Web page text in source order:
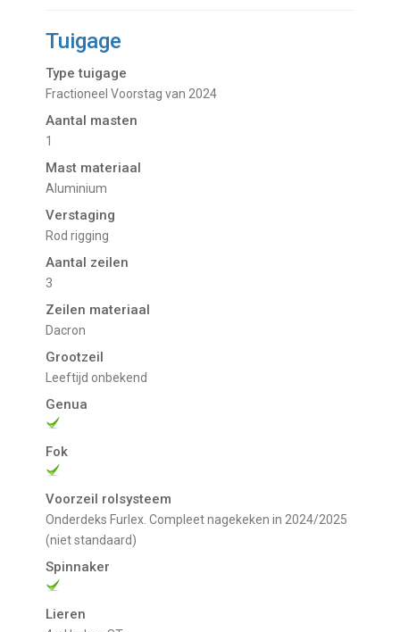
Tuigage
Type tuigage
Fractioneel Voorstag van 2024
Aantal masten
1
Mast materiaal
Aluminium
Verstaging
Rod rigging
Aantal zeilen
3
Zeilen materiaal
Dacron
Grootzeil
Leeftijd onbekend
Genua
Fok
Voorzeil rolsysteem
Onderdeks Furlex. Compleet nagekeken in 2024/2025
(niet standaard)
Spinnaker
Lieren